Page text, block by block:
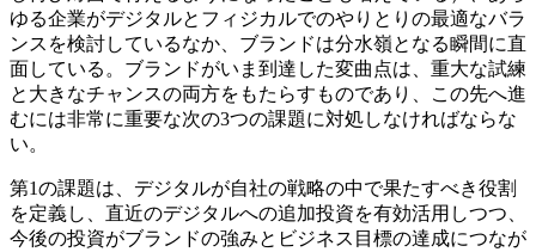
ゆる企業がデジタルとフィジカルでのやりとりの最適なバラ
ンスを検討しているなか、ブランドは分水嶺となる瞬間に直
面している。ブランドがいま到達した変曲点は、重大な試練
と大きなチャンスの両方をもたらすものであり、この先へ進
むには非常に重要な次の3つの課題に対処しなければならな
い。
第1の課題は、デジタルが自社の戦略の中で果たすべき役割
を定義し、直近のデジタルへの追加投資を有効活用しつつ、
今後の投資がブランドの強みとビジネス目標の達成につなが